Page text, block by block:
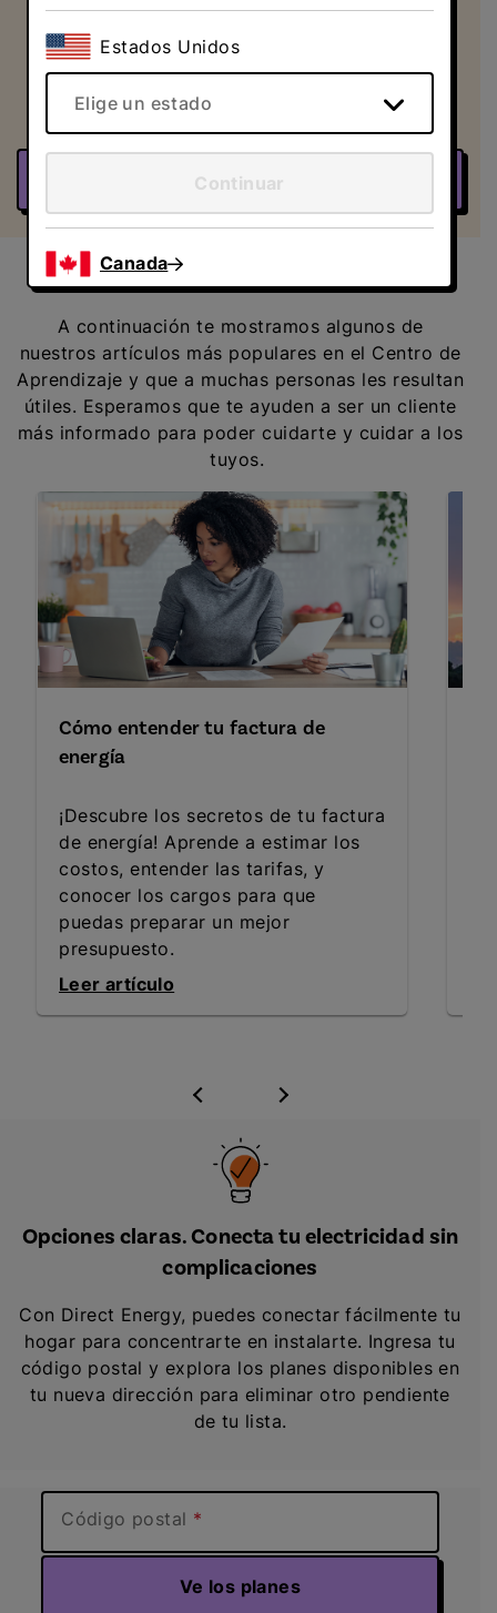
recompensa. ¡Y lo mejor de todo es que no
hay límite en la cantidad de personas que
puedes referir!
Más información
Artículos más populares
A continuación te mostramos algunos de
nuestros artículos más populares en el Centro de
Aprendizaje y que a muchas personas les resultan
útiles. Esperamos que te ayuden a ser un cliente
más informado para poder cuidarte y cuidar a los
tuyos.
Cómo entender tu factura de
energía
¡Descubre los secretos de tu factura
de energía! Aprende a estimar los
costos, entender las tarifas, y
conocer los cargos para que
puedas preparar un mejor
presupuesto.
Leer artículo
Opciones claras. Conecta tu electricidad sin
complicaciones
Con Direct Energy, puedes conectar fácilmente tu
hogar para concentrarte en instalarte. Ingresa tu
código postal y explora los planes disponibles en
tu nueva dirección para eliminar otro pendiente
de tu lista.
Código postal
Ve los planes
Estados Unidos
Elige un estado
Continuar
Canada